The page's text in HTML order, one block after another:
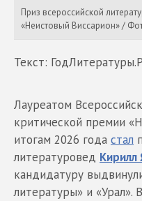
Приз всероссийской
«Неистовый Виссарион» /
Текст:
Лауреатом
критической премии
итогам 2026 года стал
литературовед
кандидатуру
литературы» и «Урал».